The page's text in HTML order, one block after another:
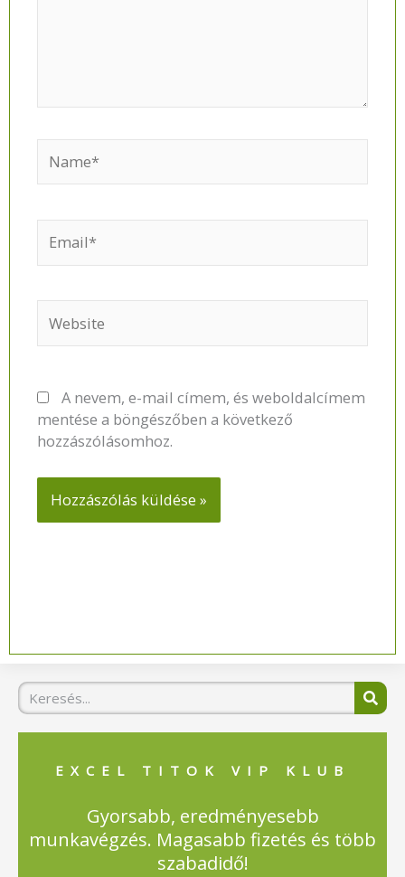
A nevem, e-mail címem, és weboldalcímem
mentése a böngészőben a következő
hozzászólásomhoz.
Keresés
EXCEL TITOK VIP KLUB
Gyorsabb, eredményesebb
munkavégzés. Magasabb fizetés és több
szabadidő!